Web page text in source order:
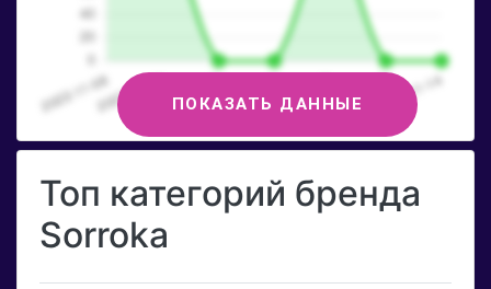
ПОКАЗАТЬ ДАННЫЕ
Топ категорий бренда
Sorroka